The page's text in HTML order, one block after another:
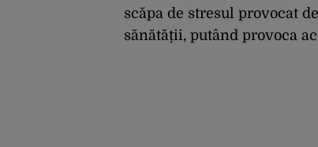
scăpa de stresul provocat
sănătății, putând provoca